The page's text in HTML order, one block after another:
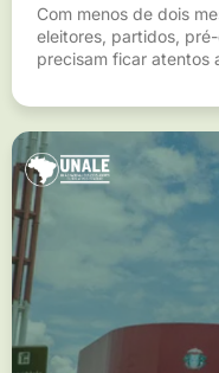
Com menos de dois
eleitores, partidos,
precisam ficar atentos